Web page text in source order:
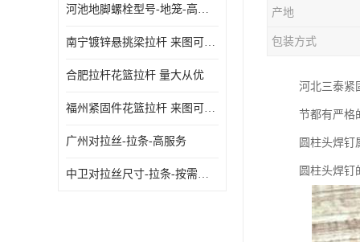
河池地脚螺栓型号-地笼-高质量
南宁镀锌悬挑梁拉杆 来图可定制
合肥拉杆花篮拉杆 量大从优
福州紧固件花篮拉杆 来图可定制
广州对拉丝-拉条-高服务
中卫对拉丝尺寸-拉条-按需定制
产地
包装方式
河北三泰紧
节都有严格
圆柱头焊钉
圆柱头焊钉